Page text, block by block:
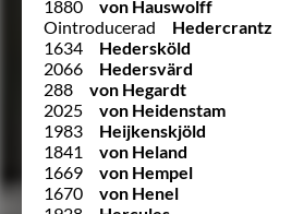
1880
von Hauswolff
Ointroducerad
Hedercrantz
1634
Hedersköld
2066
Hedersvärd
288
von Hegardt
2025
von Heidenstam
1983
Heijkenskjöld
1841
von Heland
1669
von Hempel
1670
von Henel